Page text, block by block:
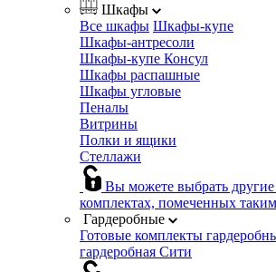
Шкафы
Все шкафы Шкафы-купе
Шкафы-антресоли
Шкафы-купе Консул
Шкафы распашные
Шкафы угловые
Пеналы
Витрины
Полки и ящики
Стеллажи
Вы можете выбрать
комплектах, помеченных
Гардеробные
Готовые комплекты
гардеробная Сити